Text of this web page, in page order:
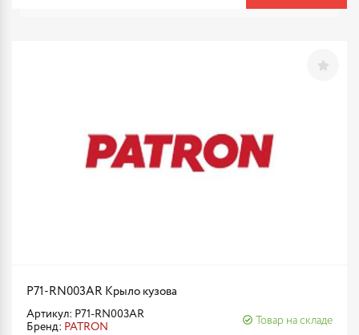
P71-RN003AR Крыло кузова
Артикул: P71-RN003AR
Бренд: PATRON
Товар на складе